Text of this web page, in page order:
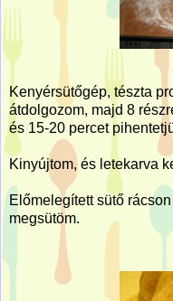
Kenyérsütőgép, tészta
átdolgozom, majd 8
és 15-20 percet
Kinyújtom, és letekarva
Előmelegített sütő
megsütöm.